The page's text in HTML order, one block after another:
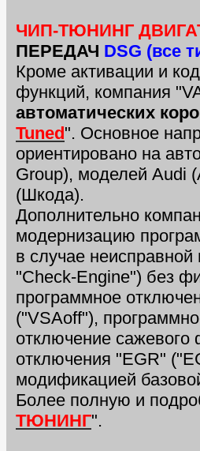
ЧИП-ТЮНИНГ
ПЕРЕДАЧ DSG (все
Кроме активации и
функций, компания
автоматических
Tuned". Основное
ориентировано на
Group), моделей Audi
(Шкода).
Дополнительно
модернизацию
в случае
"Check-Engine") без
программное
("VSAoff"),
отключение сажевого
отключения "EGR"
модификацией
Более полную и
ТЮНИНГ".